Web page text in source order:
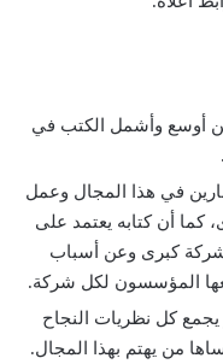
أوسع وأشمل الكتب في
في هذا المجال وعمل
كما أن كتابه يعتمد على
متوسعة على أكثر من ٢٨ شركة كبرى وعن أسباب
المؤسسون لكل شركة.
كل نظريات النجاح
من يهتم بهذا المجال.